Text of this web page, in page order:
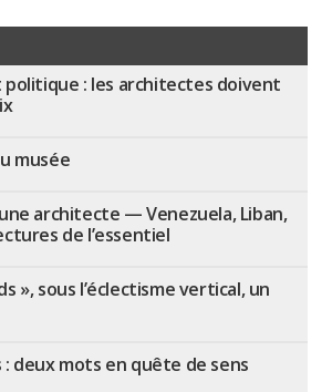
: les architectes doivent
musée
architecte — Venezuela, Liban,
de l’essentiel
», sous l’éclectisme vertical, un
deux mots en quête de sens